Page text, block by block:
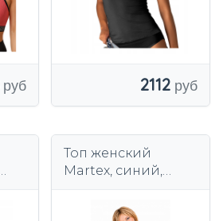
2112
Топ женский
Martex, синий,